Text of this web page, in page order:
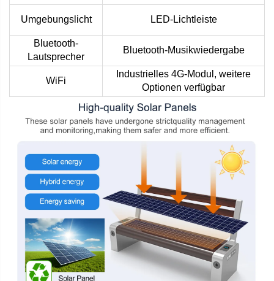
Umgebungslicht LED-Lichtleiste
Bluetooth-
Lautsprecher
Bluetooth-Musikwiedergabe
WiFi
Industrielles 4G-Modul, weitere
Optionen verfügbar